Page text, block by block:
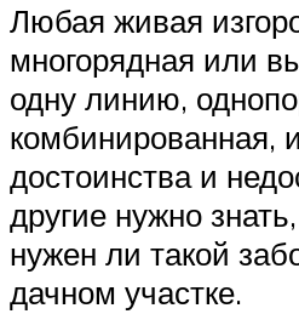
Любая живая
многорядная или
одну линию,
комбинированная,
достоинства и
другие нужно
нужен ли такой
дачном участке.